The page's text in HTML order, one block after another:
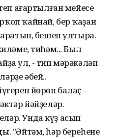
ағартылған мейесе
ҡайнай, бер ҡаҙан
бешеп ултыра.
тиһәм... Был
ул, - тип мәрәкәләп
әбей..
йөрөп балаҫ -
йәйҙеләр.
Унда күҙ асып
"Әйтәм, һәр береһенең